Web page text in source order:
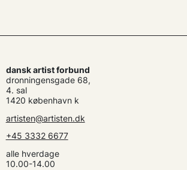
dansk artist forbund
dronningensgade 68,
4. sal
1420 københavn k
artisten@artisten.dk
+45 3332 6677
alle hverdage
10.00-14.00